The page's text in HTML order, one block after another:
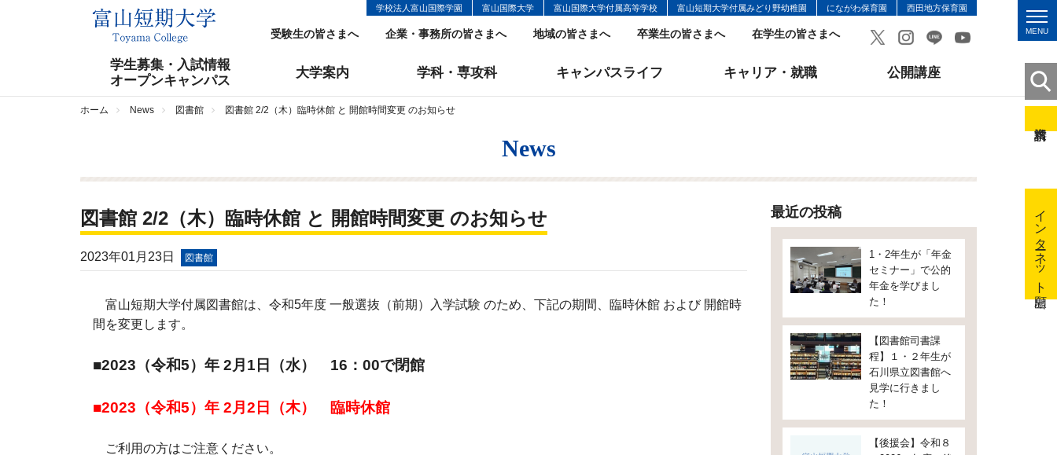
学校法人富山国際学園 富山国際大学 富山国際大学付属高等学校 富山短期大学付属みどり野幼稚園 にながわ保育園 西田地方保育園
受験生の皆さまへ 企業・事務所の皆さまへ 地域の皆さまへ 卒業生の皆さまへ 在学生の皆さまへ MENU
学生募集・入試情報
オープンキャンパス
大学案内 学科・専攻科 キャンパスライフ キャリア・就職 公開講座
インターネット出願
ホーム News 図書館 図書館 2/2（木）臨時休館 と 開館時間変更 のお知らせ
News
図書館 2/2（木）臨時休館 と 開館時間変更 のお知らせ
2023年01月23日 図書館
富山短期大学付属図書館は、令和5年度 一般選抜（前期）入学試験 のため、下記の期間、臨時休館 および 開館時
間を変更します。
■2023（令和5）年 2月1日（水） 16：00で閉館
■2023（令和5）年 2月2日（木） 臨時休館
ご利用の方はご注意ください。
最近の投稿
1・2年生が「年金
セミナー」で公的
年金を学びまし
た！
【図書館司書課
程】１・２年生が
石川県立図書館へ
見学に行きまし
た！
【後援会】令和８